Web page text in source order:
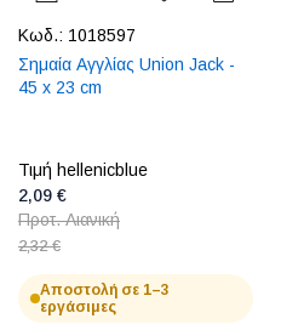
Κωδ.: 1018597
Σημαία Αγγλίας Union Jack -
45 x 23 cm
Τιμή hellenicblue
2,09 €
Προτ. Λιανική
2,32 €
Αποστολή σε 1–3
εργάσιμες